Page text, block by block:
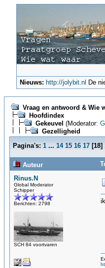
Nieuws: http://jolybit.nl De
Vraag en antwoord & Wie
Hoofdindex
Gekeuvel (Moderator:
Gezelligheid
Pagina's: 1 ... 14 15 16 17 [18]
Auteur
Rinus.N
Global Moderator
Schipper
Berichten: 2798
SCH 84 voortvaren